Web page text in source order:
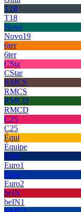
T18
T18
Novo
Novo19
6ter
6ter
CSta
CStar
RMCS
RMCS
RMCD
RMCD
C25
C25
Équi
Équipe
Euro
Euro1
Euro
Euro2
beIN
beIN1